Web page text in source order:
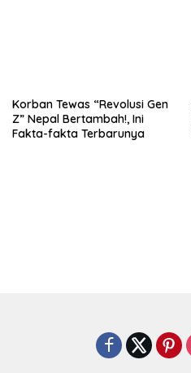
Korban Tewas “Revolusi Gen
Z” Nepal Bertambah!, Ini
Fakta-fakta Terbarunya